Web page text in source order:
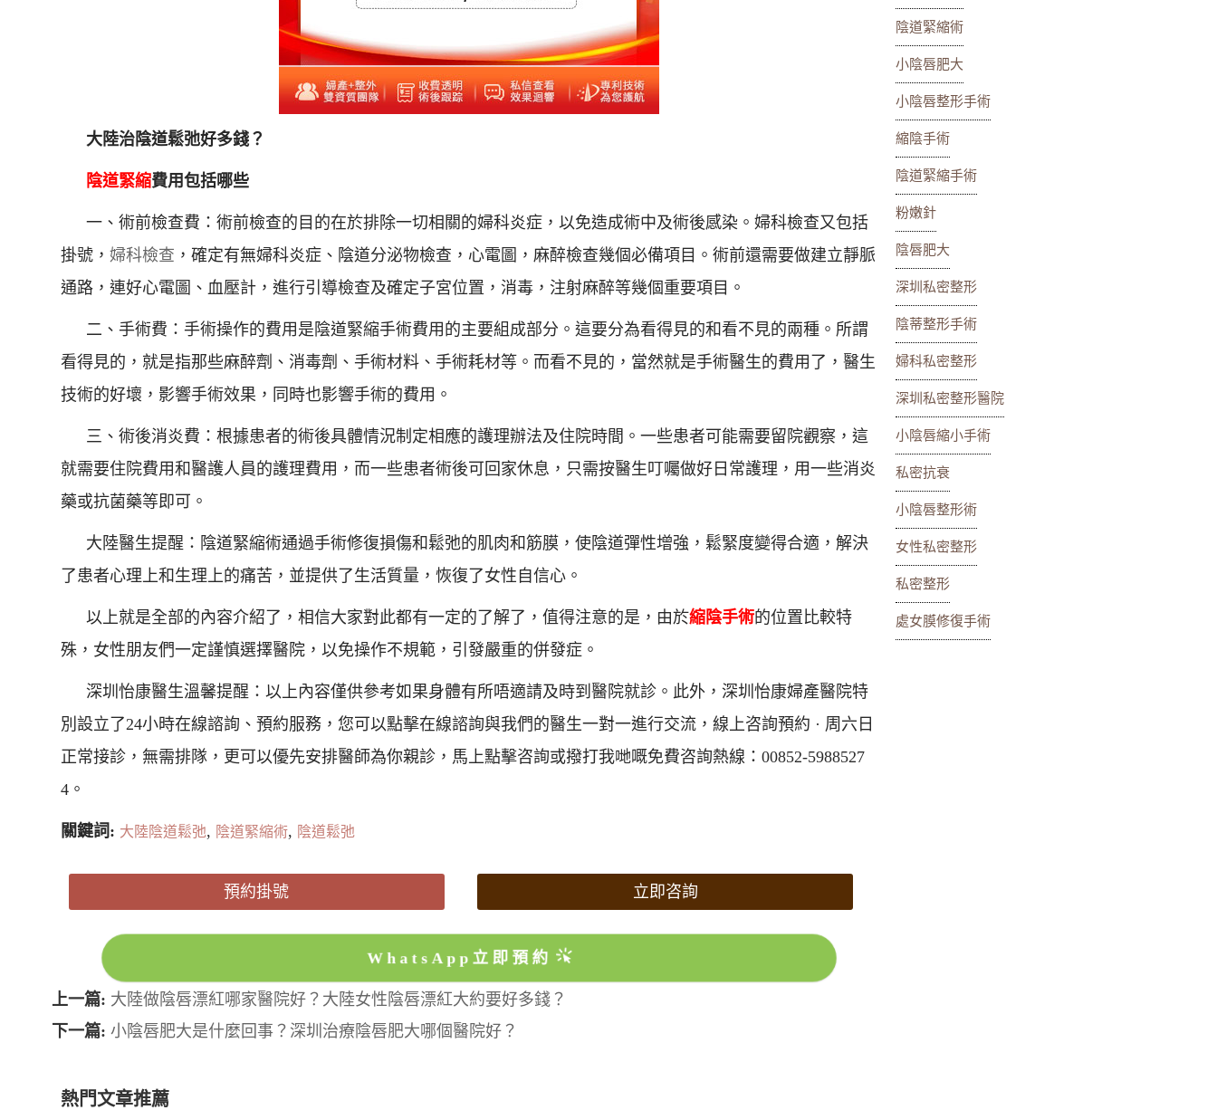
大陸治陰道鬆弛好多錢？
陰道緊縮費用包括哪些
一、術前檢查費：術前檢查的目的在於排除一切相關的婦科炎症，以免造成術中及術後感染。婦科檢查又包括
掛號，婦科檢查 ，確定有無婦科炎症、陰道分泌物檢查，心電圖，麻醉檢查幾個必備項目。術前還需要做建立靜脈
通路，連好心電圖、血壓計，進行引導檢查及確定子宮位置，消毒，注射麻醉等幾個重要項目。
二、手術費：手術操作的費用是陰道緊縮手術費用的主要組成部分。這要分為看得見的和看不見的兩種。所謂
看得見的，就是指那些麻醉劑、消毒劑、手術材料、手術耗材等。而看不見的，當然就是手術醫生的費用了，醫生
技術的好壞，影響手術效果，同時也影響手術的費用。
三、術後消炎費：根據患者的術後具體情況制定相應的護理辦法及住院時間。一些患者可能需要留院觀察，這
就需要住院費用和醫護人員的護理費用，而一些患者術後可回家休息，只需按醫生叮囑做好日常護理，用一些消炎
藥或抗菌藥等即可。
大陸醫生提醒：陰道緊縮術通過手術修復損傷和鬆弛的肌肉和筋膜，使陰道彈性增強，鬆緊度變得合適，解決
了患者心理上和生理上的痛苦，並提供了生活質量，恢復了女性自信心。
以上就是全部的內容介紹了，相信大家對此都有一定的了解了，值得注意的是，由於縮陰手術的位置比較特
殊，女性朋友們一定謹慎選擇醫院，以免操作不規範，引發嚴重的併發症。
深圳怡康醫生溫馨提醒：以上內容僅供參考如果身體有所唔適請及時到醫院就診。此外，深圳怡康婦產醫院特
別設立了24小時在線諮詢、預約服務，您可以點擊在線諮詢與我們的醫生一對一進行交流，線上咨詢預約 · ‎周六日
正常接診，無需排隊，更可以優先安排醫師為你親診，馬上點擊咨詢或撥打我哋嘅免費咨詢熱線：00852-5988527
4。
關鍵詞: 大陸陰道鬆弛, 陰道緊縮術, 陰道鬆弛
預約掛號 立即咨詢
WhatsApp立即預約
上一篇: 大陸做陰唇漂紅哪家醫院好？大陸女性陰唇漂紅大約要好多錢？
下一篇: 小陰唇肥大是什麼回事？深圳治療陰唇肥大哪個醫院好？
陰道緊縮術
小陰唇肥大
小陰唇整形手術
縮陰手術
陰道緊縮手術
粉嫩針
陰唇肥大
深圳私密整形
陰蒂整形手術
婦科私密整形
深圳私密整形醫院
小陰唇縮小手術
私密抗衰
小陰唇整形術
女性私密整形
私密整形
處女膜修復手術
熱門文章推薦